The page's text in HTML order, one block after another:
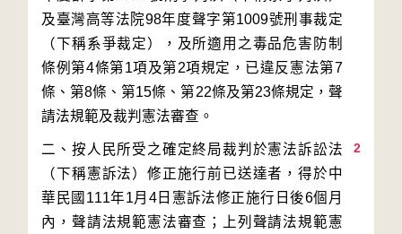
及臺灣高等法院98年度聲字第1009號刑事裁定
（下稱系爭裁定），及所適用之毒品危害防制
條例第4條第1項及第2項規定，已違反憲法第7
條、第8條、第15條、第22條及第23條規定，聲
2
二、按人民所受之確定終局裁判於憲法訴訟法
（下稱憲訴法）修正施行前已送達者，得於中
華民國111年1月4日憲訴法修正施行日後6個月
內，聲請法規範憲法審查；上列聲請法規範憲